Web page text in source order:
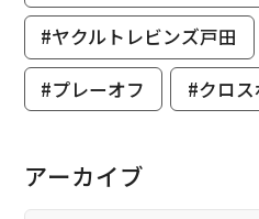
#ヤクルトレビンズ戸田
#プレーオフ
#クロ
アーカイブ